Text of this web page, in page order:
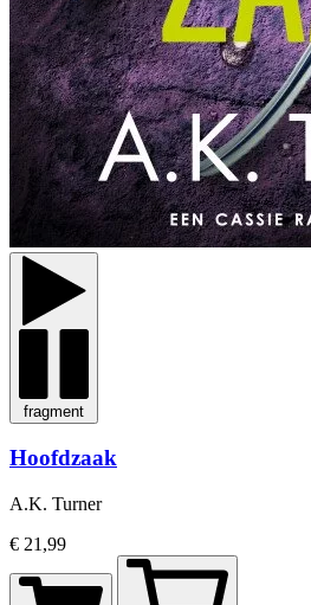
fragment
Hoofdzaak
A.K. Turner
€ 21,99